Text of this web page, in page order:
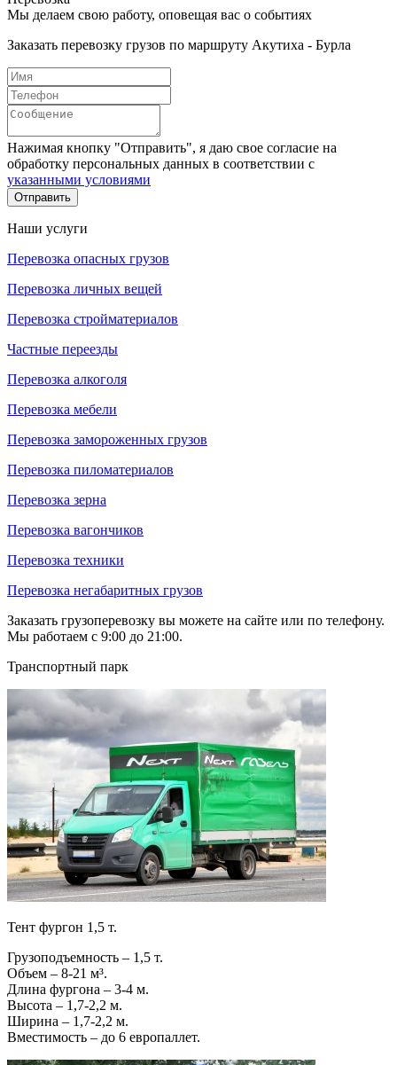
Мы делаем свою работу, оповещая вас о событиях
Заказать перевозку грузов по маршруту Акутиха - Бурла
Нажимая кнопку "Отправить", я даю свое согласие на
обработку персональных данных в соответствии с
указанными условиями
Отправить
Наши услуги
Перевозка опасных грузов
Перевозка личных вещей
Перевозка стройматериалов
Частные переезды
Перевозка алкоголя
Перевозка мебели
Перевозка замороженных грузов
Перевозка пиломатериалов
Перевозка зерна
Перевозка вагончиков
Перевозка техники
Перевозка негабаритных грузов
Заказать грузоперевозку вы можете на сайте или по телефону.
Мы работаем с 9:00 до 21:00.
Транспортный парк
Тент фургон 1,5 т.
Грузоподъемность – 1,5 т.
Объем – 8-21 м³.
Длина фургона – 3-4 м.
Высота – 1,7-2,2 м.
Ширина – 1,7-2,2 м.
Вместимость – до 6 европаллет.